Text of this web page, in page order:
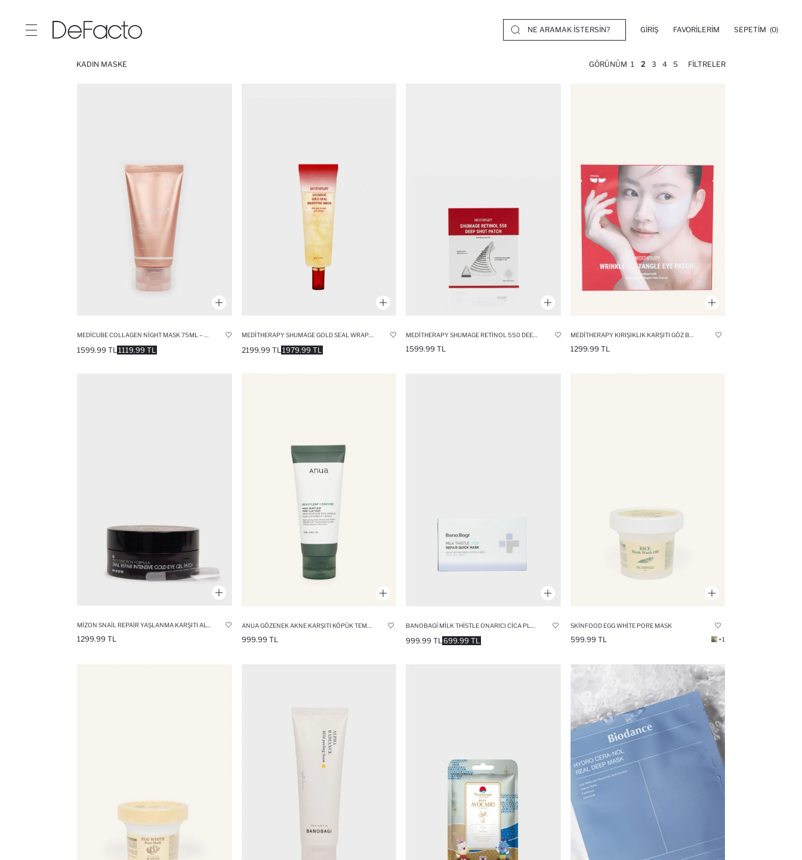
GIRIŞ FAVORILERIM SEPETIM (0)
KADIN MASKE GÖRÜNÜM 1 2 3 4 5 FILTRELER
1119.99 TL
1599.99 TL
MEDITHERAPY SHUMAGE GOLD SEAL WRAPPING MASK ELASTIKIYET VE SIKILIK KORUYUCU KIRIŞIKLIK ÖNLEYICI ALTIN İPLIKLI MASKE
1979.99 TL
2199.99 TL 1599.99 TL
MEDITHERAPY KIRIŞIKLIK KARŞITI GÖZ BANDI
1299.99 TL
1299.99 TL 999.99 TL 699.99 TL
999.99 TL
SKINFOOD EGG WHITE PORE MASK
599.99 TL +1